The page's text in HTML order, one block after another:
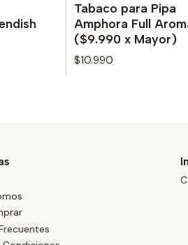
No disponible
Tabaco para Pipa
Amphora Full
($9.990 x Mayor)
$10.990